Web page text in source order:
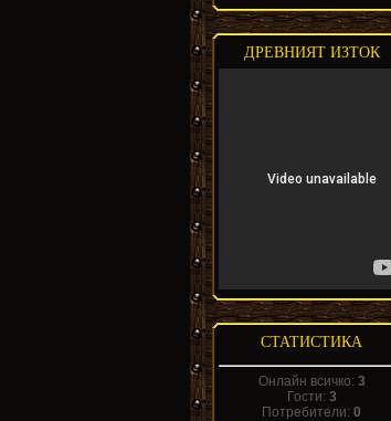
ДРЕВНИЯТ ИЗТОК
СТАТИСТИКА
Онлайн всичко: 3
Гости: 3
Потребители: 0